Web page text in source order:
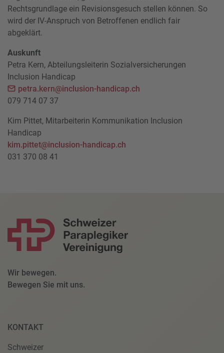
Rechtsgrundlage ein Revisionsgesuch stellen können. So
wird der IV-Anspruch von Betroffenen endlich fair
abgeklärt.
Auskunft
Petra Kern, Abteilungsleiterin Sozialversicherungen
Inclusion Handicap
petra.kern@inclusion-handicap.ch
079 714 07 37
Kim Pittet, Mitarbeiterin Kommunikation Inclusion
Handicap
kim.pittet@inclusion-handicap.ch
031 370 08 41
Wir bewegen.
Bewegen Sie mit uns.
KONTAKT
Schweizer